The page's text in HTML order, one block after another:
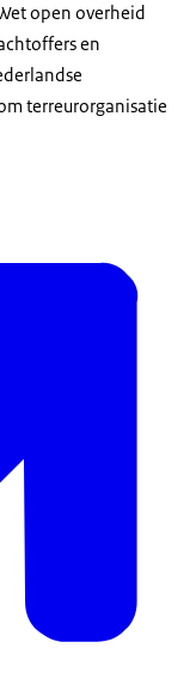
open overheid
en
terreurorganisatie